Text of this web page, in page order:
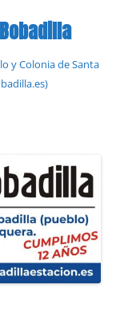
y Colonia de Santa